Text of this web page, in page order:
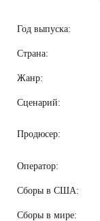
Год выпуска:
Страна:
Жанр:
Сценарий:
Продюсер:
Оператор:
Сборы в США:
Сборы в мире: